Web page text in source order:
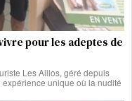
pour les adeptes de
Les Aillos, géré depuis
unique où la nudité